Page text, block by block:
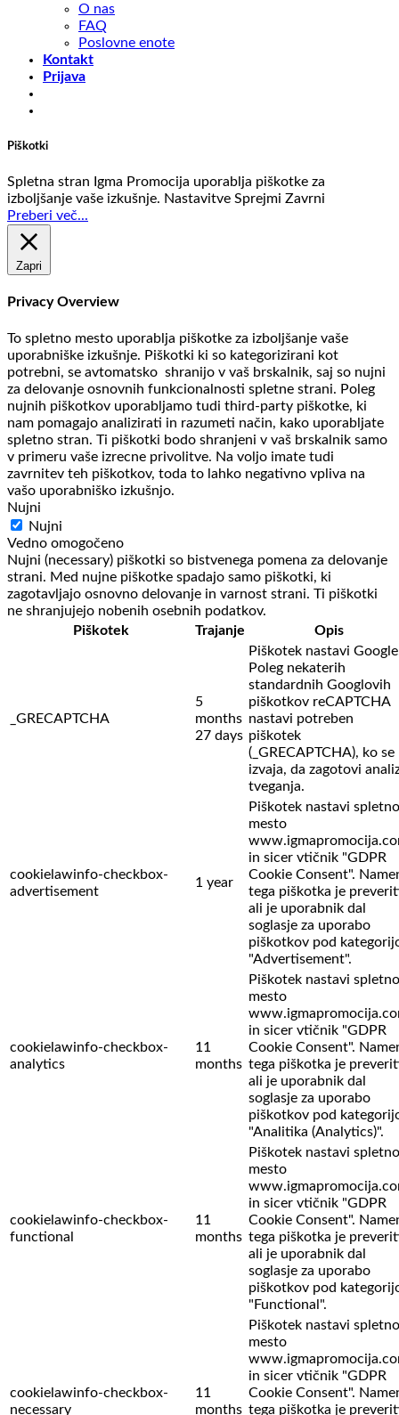
O nas
FAQ
Poslovne enote
Kontakt
Prijava
Piškotki
Spletna stran Igma Promocija uporablja piškotke za
izboljšanje vaše izkušnje. Nastavitve Sprejmi Zavrni
Preberi več...
Zapri
Privacy Overview
To spletno mesto uporablja piškotke za izboljšanje vaše
uporabniške izkušnje. Piškotki ki so kategorizirani kot
potrebni, se avtomatsko shranijo v vaš brskalnik, saj so nujni
za delovanje osnovnih funkcionalnosti spletne strani. Poleg
nujnih piškotkov uporabljamo tudi third-party piškotke, ki
nam pomagajo analizirati in razumeti način, kako uporabljate
spletno stran. Ti piškotki bodo shranjeni v vaš brskalnik samo
v primeru vaše izrecne privolitve. Na voljo imate tudi
zavrnitev teh piškotkov, toda to lahko negativno vpliva na
vašo uporabniško izkušnjo.
Nujni
Nujni
Vedno omogočeno
Nujni (necessary) piškotki so bistvenega pomena za delovanje
strani. Med nujne piškotke spadajo samo piškotki, ki
zagotavljajo osnovno delovanje in varnost strani. Ti piškotki
ne shranjujejo nobenih osebnih podatkov.
Piškotek
Trajanje Opis
_GRECAPTCHA
5
months
27 days
Piškotek nastavi
Poleg nekaterih
standardnih Googlovih
piškotkov reCAPTCHA
nastavi potreben
piškotek
(_GRECAPTCHA), ko se
izvaja, da zagotovi
tveganja.
cookielawinfo-checkbox-
advertisement
1 year
Piškotek nastavi spletno
mesto
in sicer vtičnik "GDPR
Cookie Consent".
tega piškotka je
ali je uporabnik dal
soglasje za uporabo
piškotkov pod
"Advertisement".
cookielawinfo-checkbox-
analytics
11
months
Piškotek nastavi spletno
mesto
in sicer vtičnik "GDPR
Cookie Consent".
tega piškotka je
ali je uporabnik dal
soglasje za uporabo
piškotkov pod
"Analitika (Analytics)".
cookielawinfo-checkbox-
functional
11
months
Piškotek nastavi spletno
mesto
in sicer vtičnik "GDPR
Cookie Consent".
tega piškotka je
ali je uporabnik dal
soglasje za uporabo
piškotkov pod
"Functional".
cookielawinfo-checkbox-
necessary
11
months
Piškotek nastavi spletno
mesto
in sicer vtičnik "GDPR
Cookie Consent".
tega piškotka je